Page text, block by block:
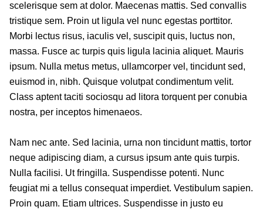
scelerisque sem at dolor. Maecenas mattis. Sed convallis
tristique sem. Proin ut ligula vel nunc egestas porttitor.
Morbi lectus risus, iaculis vel, suscipit quis, luctus non,
massa. Fusce ac turpis quis ligula lacinia aliquet. Mauris
ipsum. Nulla metus metus, ullamcorper vel, tincidunt sed,
euismod in, nibh. Quisque volutpat condimentum velit.
Class aptent taciti sociosqu ad litora torquent per conubia
nostra, per inceptos himenaeos.
Nam nec ante. Sed lacinia, urna non tincidunt mattis, tortor
neque adipiscing diam, a cursus ipsum ante quis turpis.
Nulla facilisi. Ut fringilla. Suspendisse potenti. Nunc
feugiat mi a tellus consequat imperdiet. Vestibulum sapien.
Proin quam. Etiam ultrices. Suspendisse in justo eu